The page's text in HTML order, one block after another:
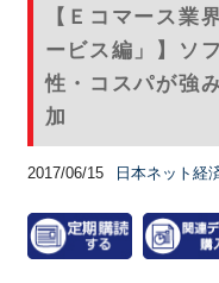
【Ｅコマース業
ービス編」】ソ
性・コスパが強
加
2017/06/15 日本ネット経